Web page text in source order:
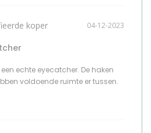
04-12-2023
echte eyecatcher. De haken
voldoende ruimte er tussen.